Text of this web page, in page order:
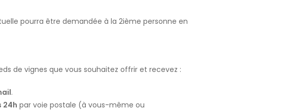
pourra être demandée à la 2ième personne en
de vignes que vous souhaitez offrir et recevez :
.
24h par voie postale (à vous-même ou